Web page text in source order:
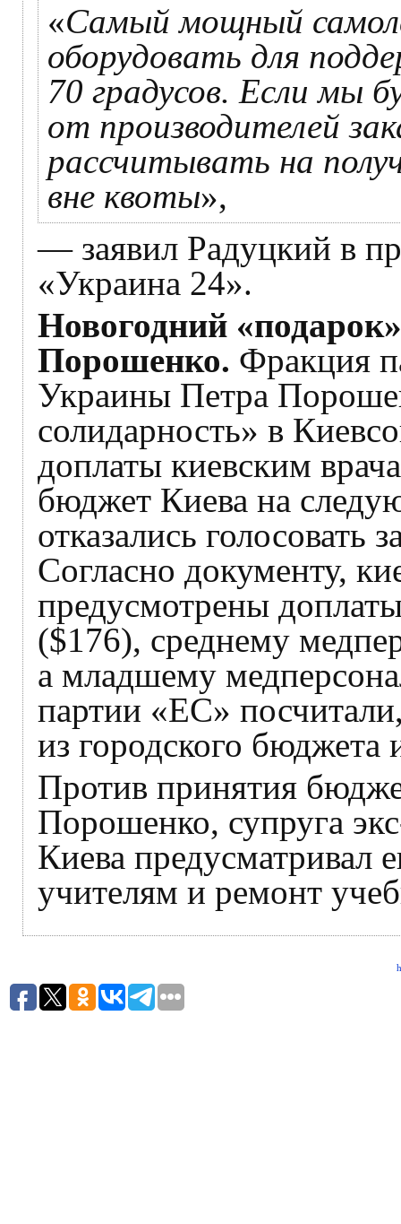
«Самый мощный
оборудовать для
70 градусов. Если мы
от производителей
рассчитывать на
вне квоты»,
— заявил Радуцкий в
«Украина 24».
Новогодний
Порошенко. Фракция
Украины Петра
солидарность» в
доплаты киевским
бюджет Киева на
отказались голосовать
Согласно документу,
предусмотрены
($176), среднему
а младшему
партии «ЕС»
из городского бюджета
Против принятия
Порошенко, супруга
Киева предусматривал
учителям и ремонт